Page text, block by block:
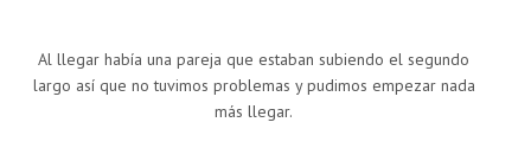
Al llegar había una pareja que estaban subiendo el segundo
largo así que no tuvimos problemas y pudimos empezar nada
más llegar.